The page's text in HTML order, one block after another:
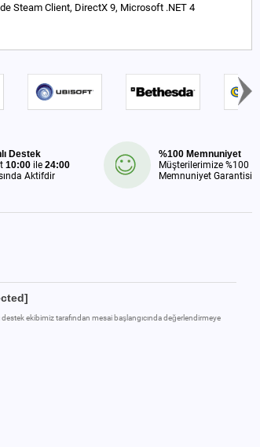
Steam Client, DirectX 9, Microsoft .NET 4
Destek
10:00 ile24:00
Aktifdir
%100 Memnuniyet
Müşterilerimize %100
Memnuniyet Garantisi
ekibimiz tarafından mesai başlangıcında değerlendirmeye